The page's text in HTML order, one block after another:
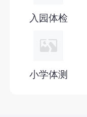
入园体检
小学体测